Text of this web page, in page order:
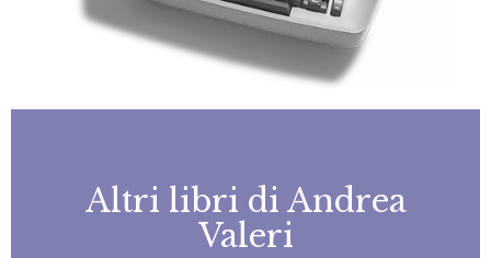
Altri libri di Andrea
Valeri